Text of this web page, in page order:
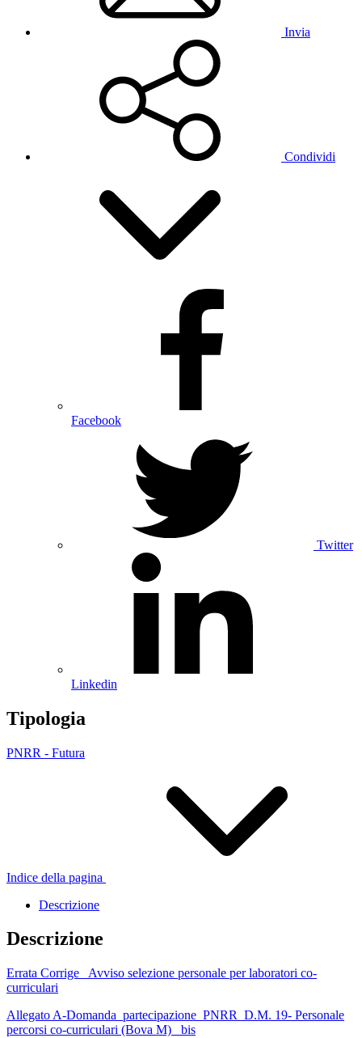
Invia
Condividi
Facebook
Twitter
Linkedin
Tipologia
PNRR - Futura
Indice della pagina
Descrizione
Descrizione
Errata Corrige_ Avviso selezione personale per laboratori co-
curriculari
Allegato A-Domanda_partecipazione_PNRR_D.M. 19- Personale
percorsi co-curriculari (Bova M)_ bis